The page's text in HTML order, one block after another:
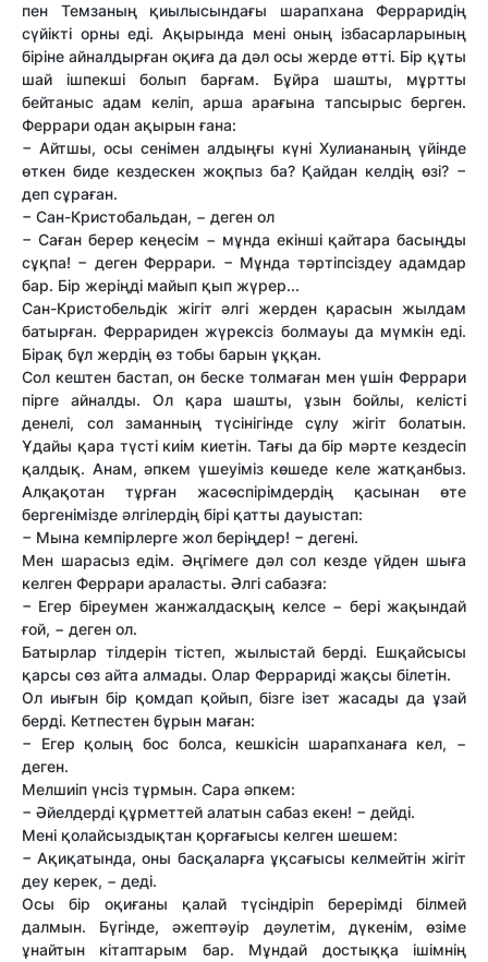
пен Темзаның қиылысындағы шарапхана Ферраридің
сүйікті орны еді. Ақырында мені оның ізбасарларының
біріне айналдырған оқиға да дәл осы жерде өтті. Бір құты
шай ішпекші болып барғам. Бұйра шашты, мұртты
бейтаныс адам келіп, арша арағына тапсырыс берген.
Феррари одан ақырын ғана:
− Айтшы, осы сенімен алдыңғы күні Хулиананың үйінде
өткен биде кездескен жоқпыз ба? Қайдан келдің өзі? −
деп сұраған.
− Сан-Кристобальдан, − деген ол
− Саған берер кеңесім − мұнда екінші қайтара басыңды
сұқпа! − деген Феррари. − Мұнда тәртіпсіздеу адамдар
бар. Бір жеріңді майып қып жүрер...
Сан-Кристобельдік жігіт әлгі жерден қарасын жылдам
батырған. Феррариден жүрексіз болмауы да мүмкін еді.
Бірақ бұл жердің өз тобы барын ұққан.
Сол кештен бастап, он беске толмаған мен үшін Феррари
пірге айналды. Ол қара шашты, ұзын бойлы, келісті
денелі, сол заманның түсінігінде сұлу жігіт болатын.
Ұдайы қара түсті киім киетін. Тағы да бір мәрте кездесіп
қалдық. Анам, әпкем үшеуіміз көшеде келе жатқанбыз.
Алқақотан тұрған жасөспірімдердің қасынан өте
бергенімізде әлгілердің бірі қатты дауыстап:
− Мына кемпірлерге жол беріңдер! − дегені.
Мен шарасыз едім. Әңгімеге дәл сол кезде үйден шыға
келген Феррари араласты. Әлгі сабазға:
− Егер біреумен жанжалдасқың келсе − бері жақындай
ғой, − деген ол.
Батырлар тілдерін тістеп, жылыстай берді. Ешқайсысы
қарсы сөз айта алмады. Олар Феррариді жақсы білетін.
Ол иығын бір қомдап қойып, бізге ізет жасады да ұзай
берді. Кетпестен бұрын маған:
− Егер қолың бос болса, кешкісін шарапханаға кел, −
деген.
Мелшиіп үнсіз тұрмын. Сара әпкем:
− Әйелдерді құрметтей алатын сабаз екен! − дейді.
Мені қолайсыздықтан қорғағысы келген шешем:
− Ақиқатында, оны басқаларға ұқсағысы келмейтін жігіт
деу керек, − деді.
Осы бір оқиғаны қалай түсіндіріп берерімді білмей
далмын. Бүгінде, әжептәуір дәулетім, дүкенім, өзіме
ұнайтын кітаптарым бар. Мұндай достыққа ішімнің